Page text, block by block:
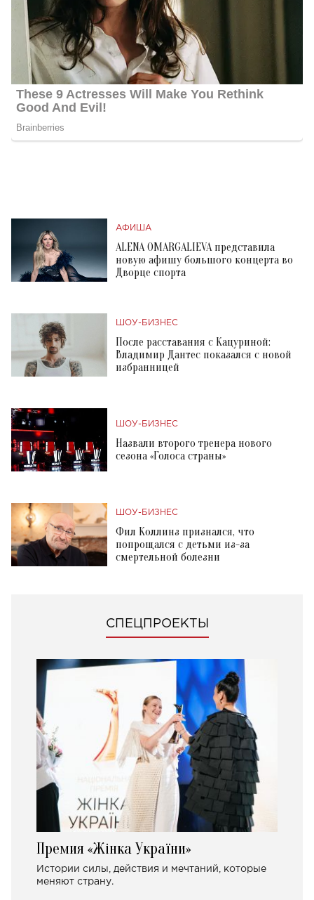
АФИША
ALENA OMARGALIEVA представила
новую афишу большого концерта во
Дворце спорта
ШОУ-БИЗНЕС
После расставания с Кацуриной:
Владимир Дантес показался с новой
избранницей
ШОУ-БИЗНЕС
Назвали второго тренера нового
сезона «Голоса страны»
ШОУ-БИЗНЕС
Фил Коллинз признался, что
попрощался с детьми из-за
смертельной болезни
СПЕЦПРОЕКТЫ
Премия «Жінка України»
Истории силы, действия и мечтаний, которые
меняют страну.